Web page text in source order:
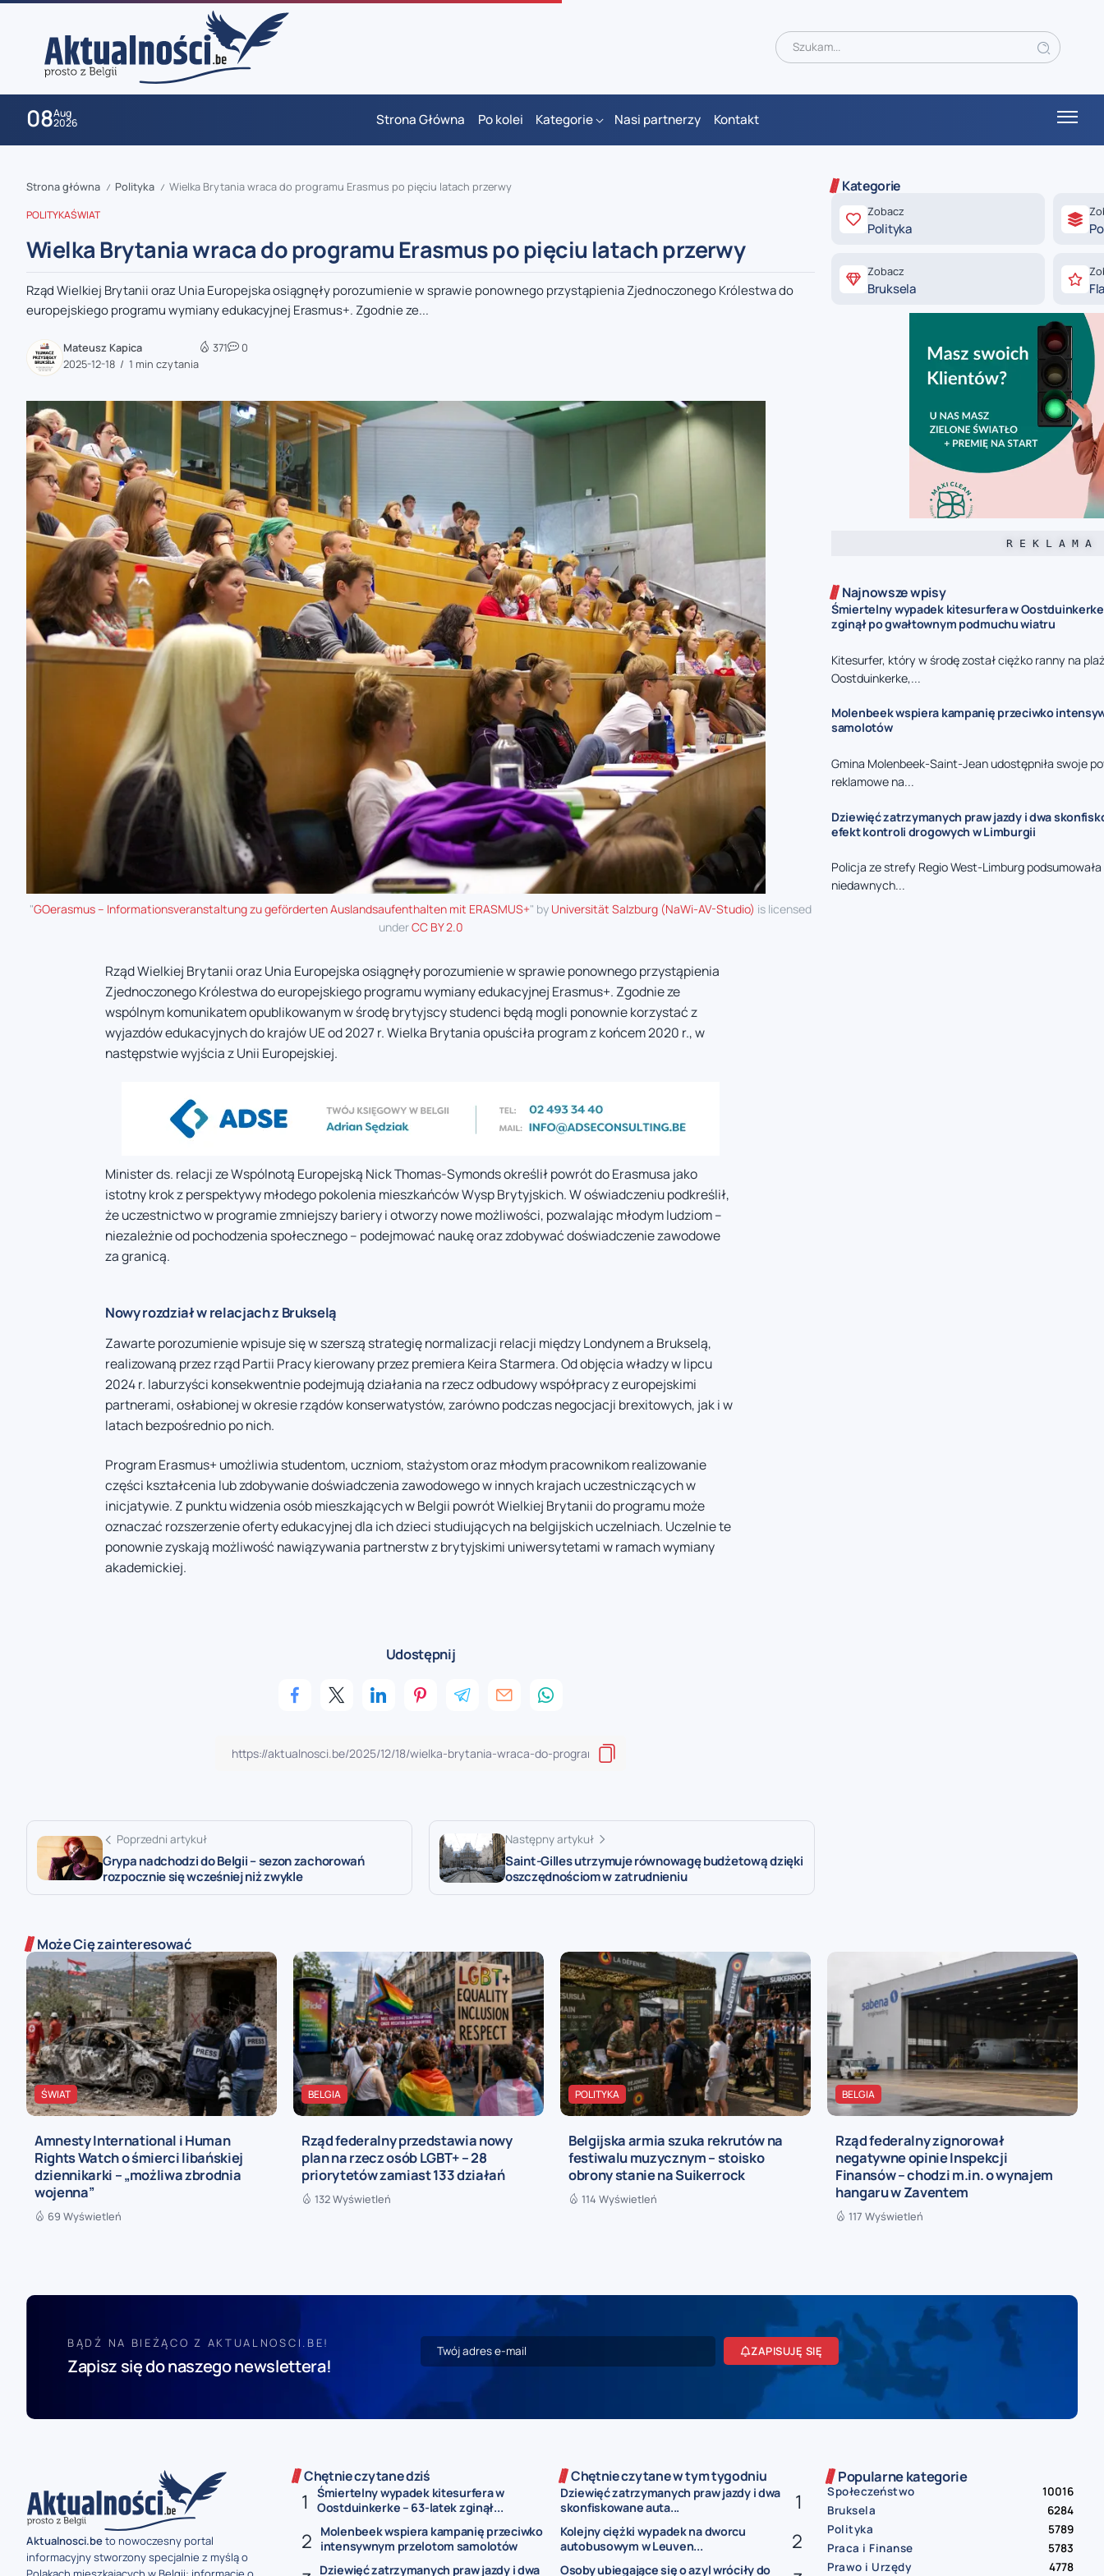
08Aug
2026 Strona Główna Po kolei Kategorie Nasi partnerzy Kontakt
zaobserwuj nas
zaobserwuj nas
zaobserwuj nas
zaobserwuj nas
zaobserwuj nas
Strona główna / Polityka / Wielka Brytania wraca do programu Erasmus po pięciu latach przerwy
POLITYKAŚWIAT
Wielka Brytania wraca do programu Erasmus po pięciu latach przerwy
Rząd Wielkiej Brytanii oraz Unia Europejska osiągnęły porozumienie w sprawie ponownego przystąpienia Zjednoczonego Królestwa do
europejskiego programu wymiany edukacyjnej Erasmus+. Zgodnie ze...
Mateusz Kapica
2025-12-18
1 min czytania
371 0
"GOerasmus – Informationsveranstaltung zu geförderten Auslandsaufenthalten mit ERASMUS+" by Universität Salzburg (NaWi-AV-Studio) is licensed
underCC BY 2.0
Rząd Wielkiej Brytanii oraz Unia Europejska osiągnęły porozumienie w sprawie ponownego przystąpienia
Zjednoczonego Królestwa do europejskiego programu wymiany edukacyjnej Erasmus+. Zgodnie ze
wspólnym komunikatem opublikowanym w środę brytyjscy studenci będą mogli ponownie korzystać z
wyjazdów edukacyjnych do krajów UE od 2027 r. Wielka Brytania opuściła program z końcem 2020 r., w
następstwie wyjścia z Unii Europejskiej.
Minister ds. relacji ze Wspólnotą Europejską Nick Thomas-Symonds określił powrót do Erasmusa jako
istotny krok z perspektywy młodego pokolenia mieszkańców Wysp Brytyjskich. W oświadczeniu podkreślił,
że uczestnictwo w programie zmniejszy bariery i otworzy nowe możliwości, pozwalając młodym ludziom –
niezależnie od pochodzenia społecznego – podejmować naukę oraz zdobywać doświadczenie zawodowe
za granicą.
Nowy rozdział w relacjach z Brukselą
Zawarte porozumienie wpisuje się w szerszą strategię normalizacji relacji między Londynem a Brukselą,
realizowaną przez rząd Partii Pracy kierowany przez premiera Keira Starmera. Od objęcia władzy w lipcu
2024 r. laburzyści konsekwentnie podejmują działania na rzecz odbudowy współpracy z europejskimi
partnerami, osłabionej w okresie rządów konserwatystów, zarówno podczas negocjacji brexitowych, jak i w
latach bezpośrednio po nich.
Program Erasmus+ umożliwia studentom, uczniom, stażystom oraz młodym pracownikom realizowanie
części kształcenia lub zdobywanie doświadczenia zawodowego w innych krajach uczestniczących w
inicjatywie. Z punktu widzenia osób mieszkających w Belgii powrót Wielkiej Brytanii do programu może
oznaczać rozszerzenie oferty edukacyjnej dla ich dzieci studiujących na belgijskich uczelniach. Uczelnie te
ponownie zyskają możliwość nawiązywania partnerstw z brytyjskimi uniwersytetami w ramach wymiany
akademickiej.
Udostępnij
Poprzedni artykuł
Grypa nadchodzi do Belgii – sezon zachorowań
rozpocznie się wcześniej niż zwykle
Następny artykuł
Saint-Gilles utrzymuje równowagę budżetową dzięki
oszczędnościom w zatrudnieniu
Kategorie
Zobacz
Polityka
Zobacz
Bruksela
R E K L A M A
Najnowsze wpisy
Śmiertelny wypadek kitesurfera w
zginął po gwałtownym podmuchu wiatru
Kitesurfer, który w środę został ciężko ranny na
Oostduinkerke,...
Molenbeek wspiera kampanię przeciwko
samolotów
Gmina Molenbeek-Saint-Jean udostępniła swoje
reklamowe na...
Dziewięć zatrzymanych praw jazdy i dwa
efekt kontroli drogowych w Limburgii
Policja ze strefy Regio West-Limburg
niedawnych...
Może Cię zainteresować
ŚWIAT
Amnesty International i Human
Rights Watch o śmierci libańskiej
dziennikarki – „możliwa zbrodnia
wojenna”
69 Wyświetleń
BELGIA
Rząd federalny przedstawia nowy
plan na rzecz osób LGBT+ – 28
priorytetów zamiast 133 działań
132 Wyświetleń
POLITYKA
Belgijska armia szuka rekrutów na
festiwalu muzycznym – stoisko
obrony stanie na Suikerrock
114 Wyświetleń
BELGIA
Rząd federalny zignorował
negatywne opinie Inspekcji
Finansów – chodzi m.in. o wynajem
hangaru w Zaventem
117 Wyświetleń
BĄDŹ NA BIEŻĄCO Z AKTUALNOSCI.BE!
Zapisz się do naszego newslettera!
ZAPISUJĘ SIĘ
Aktualnosci.beto nowoczesny portal
informacyjny stworzony specjalnie z myślą o
Chętnie czytane dziś
Śmiertelny wypadek kitesurfera w
Oostduinkerke – 63-latek zginął...
Molenbeek wspiera kampanię przeciwko
intensywnym przelotom samolotów
Dziewięć zatrzymanych praw jazdy i dwa
Chętnie czytane w tym tygodniu
Dziewięć zatrzymanych praw jazdy i dwa
skonfiskowane auta...
Kolejny ciężki wypadek na dworcu
autobusowym w Leuven...
Osoby ubiegające się o azyl wróciły do
Popularne kategorie
Społeczeństwo
10016
Bruksela
6284
Polityka
5789
Praca i Finanse
5783
Prawo i Urzędy
4778